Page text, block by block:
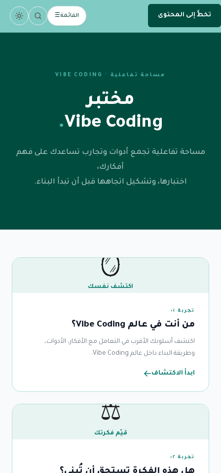
تخطَّ إلى المحتوى
DEV
devsamhan القائمة☰
مساحة تفاعلية · VIBE CODING
مختبر
Vibe Coding
.
مساحة تفاعلية تجمع أدوات وتجارب تساعدك على فهم
أفكارك،
اختبارها، وتشكيل اتجاهها قبل أن تبدأ البناء.
🪞
اكتشف نفسك
تجربة ٠١
من أنت في عالم Vibe Coding؟
اكتشف أسلوبك الأقرب في التعامل مع الأفكار، الأدوات،
وطريقة البناء داخل عالم Vibe Coding.
ابدأ الاكتشاف
⚖️
قيّم فكرتك
تجربة ٠٢